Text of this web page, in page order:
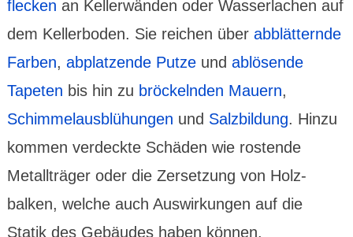
flecken an Keller­wänden oder Wasser­lachen auf
dem Keller­boden. Sie reichen über abblät­ternde
Farben, abplat­zende Putzeund ablö­sende
Tapeten bis hin zu bröckelnden Mauern,
Schimmel­aus­blü­hungen und Salz­bildung. Hinzu
kommen verdeckte Schäden wie rostende
Metall­träger oder die Zerset­zung von Holz­
balken, welche auch Auswir­kungen auf die
Statik des Gebäudes haben können.